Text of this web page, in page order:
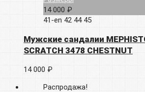
14 000 ₽
41-en 42 4445
Мужские сандалии
SCRATCH 3478 CHESTNUT
14 000 ₽
Распродажа!